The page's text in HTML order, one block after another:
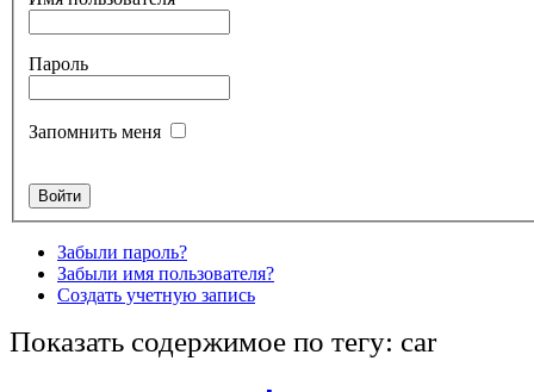
Пароль
Запомнить меня
Забыли пароль?
Забыли имя пользователя?
Создать учетную запись
Показать содержимое по тегу: car